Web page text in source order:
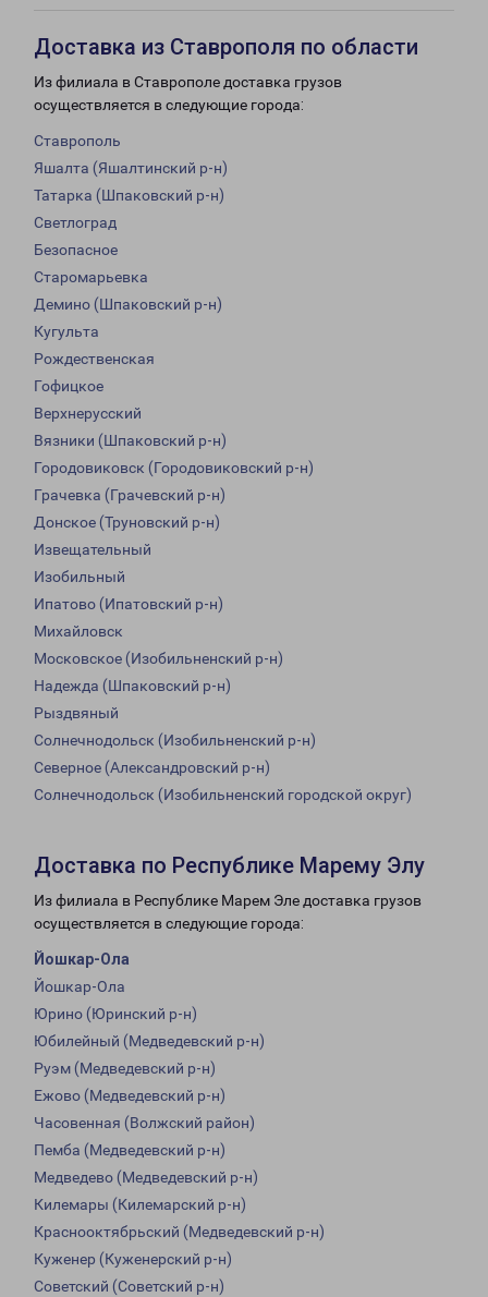
Доставка из Ставрополя по области
Из филиала в Ставрополе доставка грузов
осуществляется в следующие города:
Ставрополь
Яшалта (Яшалтинский р-н)
Татарка (Шпаковский р-н)
Светлоград
Безопасное
Старомарьевка
Демино (Шпаковский р-н)
Кугульта
Рождественская
Гофицкое
Верхнерусский
Вязники (Шпаковский р-н)
Городовиковск (Городовиковский р-н)
Грачевка (Грачевский р-н)
Донское (Труновский р-н)
Извещательный
Изобильный
Ипатово (Ипатовский р-н)
Михайловск
Московское (Изобильненский р-н)
Надежда (Шпаковский р-н)
Рыздвяный
Солнечнодольск (Изобильненский р-н)
Северное (Александровский р-н)
Солнечнодольск (Изобильненский городской округ)
Доставка по Республике Марему Элу
Из филиала в Республике Марем Эле доставка грузов
осуществляется в следующие города:
Йошкар-Ола
Йошкар-Ола
Юрино (Юринский р-н)
Юбилейный (Медведевский р-н)
Руэм (Медведевский р-н)
Ежово (Медведевский р-н)
Часовенная (Волжский район)
Пемба (Медведевский р-н)
Медведево (Медведевский р-н)
Килемары (Килемарский р-н)
Краснооктябрьский (Медведевский р-н)
Куженер (Куженерский р-н)
Советский (Советский р-н)